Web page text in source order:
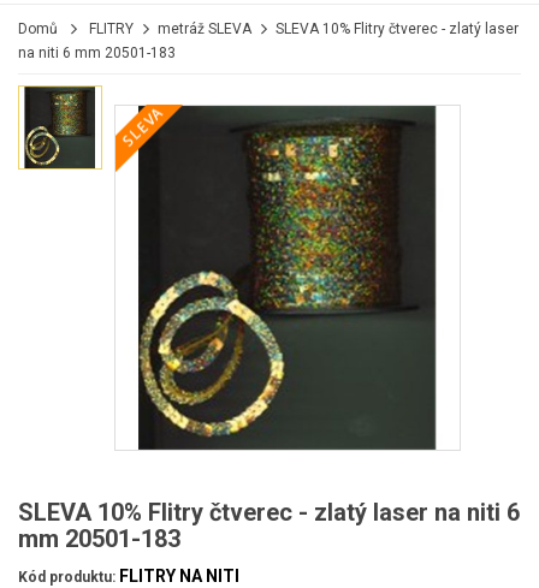
Domů FLITRY metráž SLEVA
SLEVA 10% Flitry čtverec - zlatý laser
na niti 6 mm 20501-183
SLEVA 10% Flitry čtverec - zlatý laser na niti 6
mm 20501-183
Kód produktu: FLITRY NA NITI